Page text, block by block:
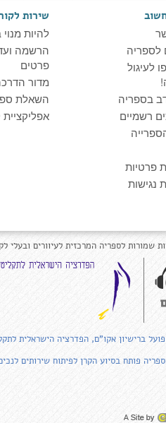
לספריה
לעיגול
בספריה
רשמיים
פרטיות
נגישות
שירות
להיות
הרשמה
פרטים
מדור
השאלת
שמורות לספריה המרכזית לעיוורים ובעלי
ברישיון אקו"ם, הפדרציה הישראלית
פותח בסיוע הקרן לפיתוח שירותים